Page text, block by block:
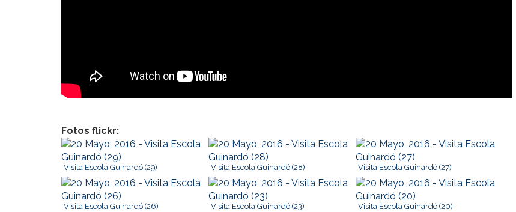
Fotos flickr:
Visita Escola Guinardó (29) Visita Escola Guinardó (28) Visita Escola Guinardó (27)
Visita Escola Guinardó (26) Visita Escola Guinardó (23) Visita Escola Guinardó (20)